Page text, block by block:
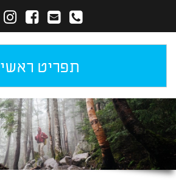
תפריט ראשי